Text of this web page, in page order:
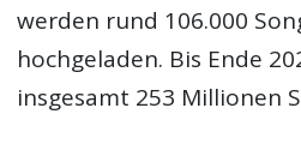
werden rund 106.000
hochgeladen. Bis Ende
insgesamt 253 Millionen